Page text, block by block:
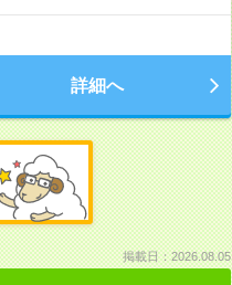
詳細へ
掲載日：2026.08.05